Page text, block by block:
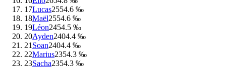
17Lucas2554.6 ‰
18Maël2554.6 ‰
19Léon2454.5 ‰
20Ayden2404.4 ‰
21 Soan2404.4 ‰
22Marius2354.3 ‰
23Sacha2354.3 ‰